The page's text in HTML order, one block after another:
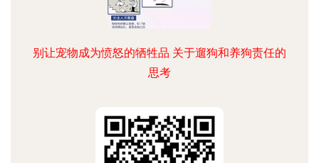
别让宠物成为愤怒的牺牲品 关于遛狗和养狗责任的
思考